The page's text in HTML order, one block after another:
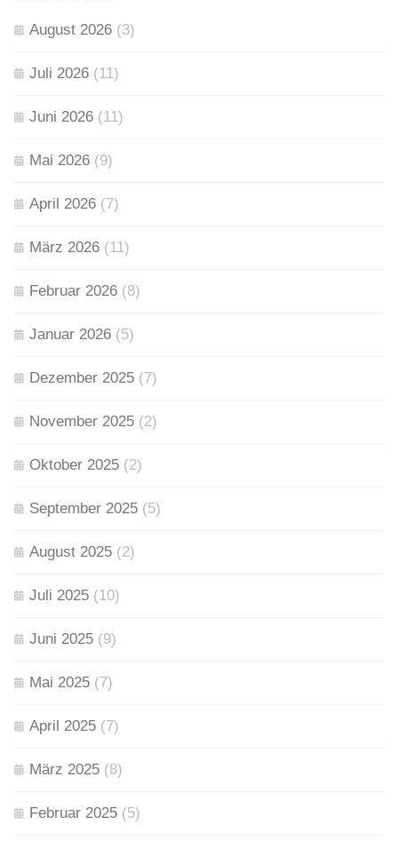
August 2026 (3)
Juli 2026 (11)
Juni 2026 (11)
Mai 2026 (9)
April 2026 (7)
März 2026 (11)
Februar 2026 (8)
Januar 2026 (5)
Dezember 2025 (7)
November 2025 (2)
Oktober 2025 (2)
September 2025 (5)
August 2025 (2)
Juli 2025 (10)
Juni 2025 (9)
Mai 2025 (7)
April 2025 (7)
März 2025 (8)
Februar 2025 (5)